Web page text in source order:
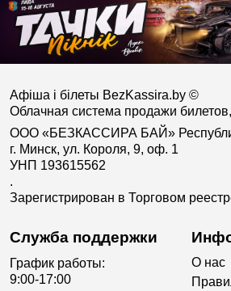
Афіша і білеты BezKassira.by ©
Облачная система продажи
ООО «БЕЗКАССИРА БАЙ»
г. Минск, ул. Короля, 9, оф. 1
УНП 193615562
.
Зарегистрирован в Торговом
Служба поддержки
График работы:
9:00-17:00
О нас